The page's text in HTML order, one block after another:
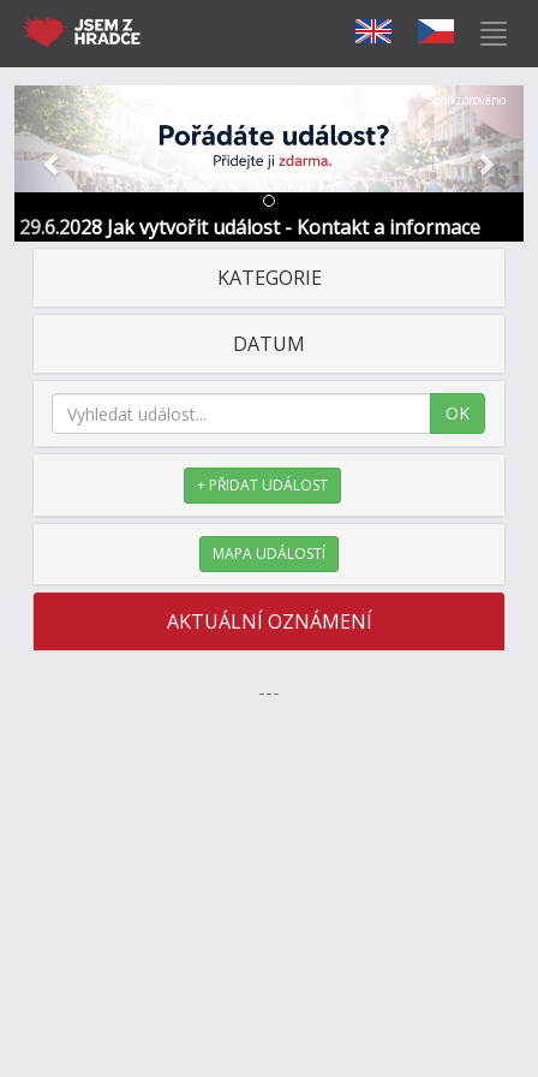
29.6.2028 Jak vytvořit událost - Kontakt a informace
Předchozí Další
Sponzorováno
KATEGORIE
DATUM
OK
+ PŘIDAT UDÁLOST
MAPA UDÁLOSTÍ
AKTUÁLNÍ OZNÁMENÍ
---